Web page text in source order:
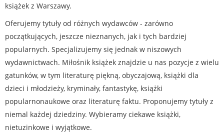
książek z Warszawy.
Oferujemy tytuły od różnych wydawców - zarówno
początkujących, jeszcze nieznanych, jak i tych bardziej
popularnych. Specjalizujemy się jednak w niszowych
wydawnictwach. Miłośnik książek znajdzie u nas pozycje z wielu
gatunków, w tym literaturę piękną, obyczajową, książki dla
dzieci i młodzieży, kryminały, fantastykę, książki
popularnonaukowe oraz literaturę faktu. Proponujemy tytuły z
niemal każdej dziedziny. Wybieramy ciekawe książki,
nietuzinkowe i wyjątkowe.